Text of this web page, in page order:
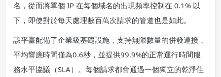
名，從而將單個 IP 在每個域名的出現頻率控制在 0.1% 以
下，即使對於每天處理數百萬次請求的管道也是如此。
該平臺配備了企業級基礎設施，支持無限數量的併發連接，
平均響應時間僅為0.6秒，並提供99.9%的正常運行時間服
務水平協議（SLA）。每個請求都會通過一個獨立的乾淨住